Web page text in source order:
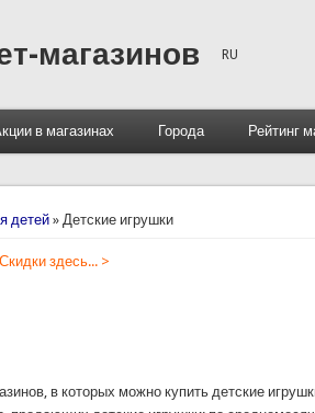
магазинов RU
в магазинах Города Рейтинг
детей » Детские игрушки
Скидки здесь... >
в которых можно купить детские